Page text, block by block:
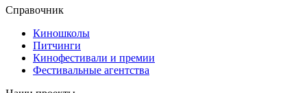
Справочник
Киношколы
Питчинги
Кинофестивали и премии
Фестивальные агентства